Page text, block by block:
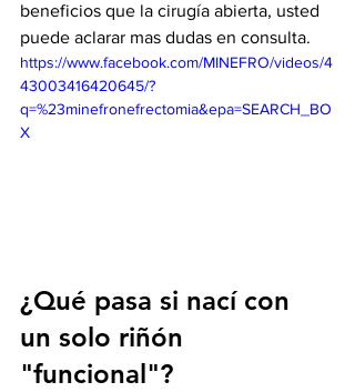
beneficios que la cirugía abierta, usted
puede aclarar mas dudas en consulta.
https://www.facebook.com/MINEFRO/videos/4
43003416420645/?
q=%23minefronefrectomia&epa=SEARCH_BO
X
¿Qué pasa si nací con
un solo riñón
"funcional"?